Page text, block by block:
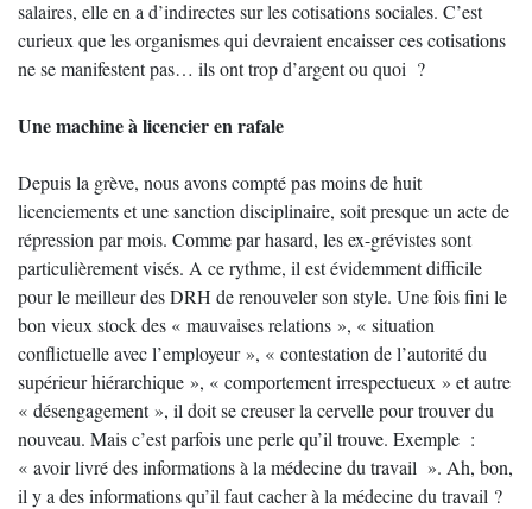
salaires, elle en a d’indirectes sur les cotisations sociales. C’est
curieux que les organismes qui devraient encaisser ces cotisations
ne se manifestent pas… ils ont trop d’argent ou quoi ?
Une machine à licencier en rafale
Depuis la grève, nous avons compté pas moins de huit
licenciements et une sanction disciplinaire, soit presque un acte de
répression par mois. Comme par hasard, les ex-grévistes sont
particulièrement visés. A ce rythme, il est évidemment difficile
pour le meilleur des DRH de renouveler son style. Une fois fini le
bon vieux stock des « mauvaises relations », « situation
conflictuelle avec l’employeur », « contestation de l’autorité du
supérieur hiérarchique », « comportement irrespectueux » et autre
« désengagement », il doit se creuser la cervelle pour trouver du
nouveau. Mais c’est parfois une perle qu’il trouve. Exemple :
« avoir livré des informations à la médecine du travail ». Ah, bon,
il y a des informations qu’il faut cacher à la médecine du travail ?